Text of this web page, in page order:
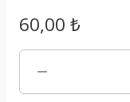
60,00 ₺